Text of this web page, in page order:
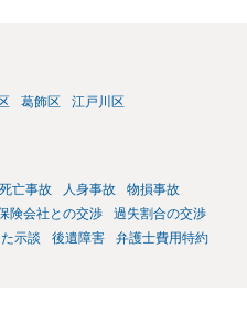
葛飾区 江戸川区
死亡事故 人身事故
物損事故
険会社との交渉
過失割合の交渉
示談 後遺障害
弁護士費用特約